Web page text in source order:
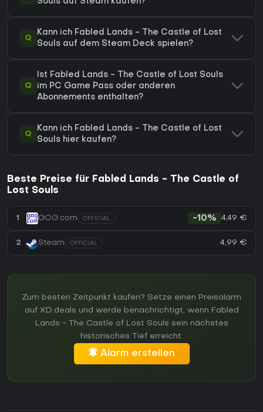
Q
Kann ich Fabled Lands - The Castle of Lost
Souls auf dem Steam Deck spielen?
Q
Ist Fabled Lands - The Castle of Lost Souls
im PC Game Pass oder anderen
Abonnements enthalten?
Q
Kann ich Fabled Lands - The Castle of Lost
Souls hier kaufen?
Beste Preise für Fabled Lands - The Castle of
Lost Souls
1 GOG.com OFFICIAL -10% 4,49 €
2 Steam OFFICIAL 4,99 €
Zum besten Zeitpunkt kaufen? Setze einen Preisalarm
auf XD.deals und werde benachrichtigt, wenn Fabled
Lands - The Castle of Lost Souls sein nächstes
historisches Tief erreicht.
Alarm erstellen